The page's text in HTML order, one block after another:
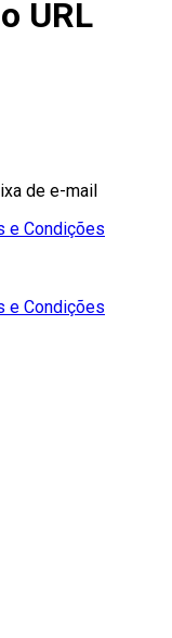
URL
de e-mail
e Condições
e Condições